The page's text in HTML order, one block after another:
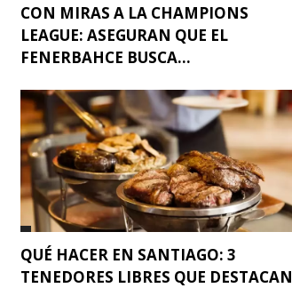
CON MIRAS A LA CHAMPIONS
LEAGUE: ASEGURAN QUE EL
FENERBAHCE BUSCA...
QUÉ HACER EN SANTIAGO: 3
TENEDORES LIBRES QUE DESTACAN